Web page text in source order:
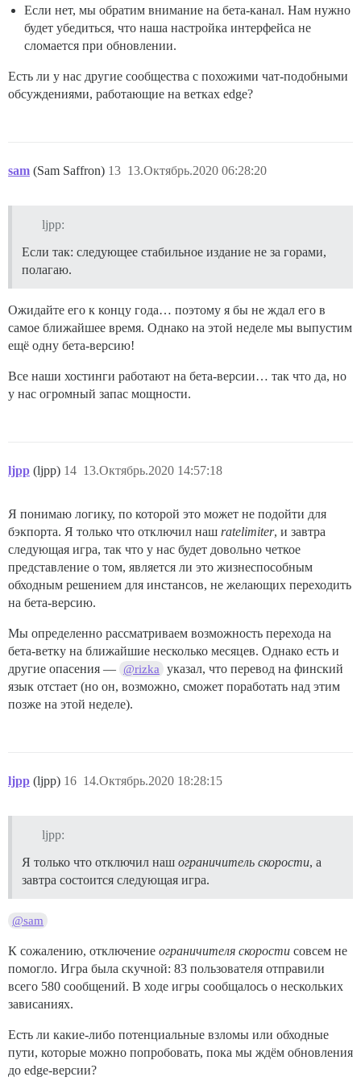
Если нет, мы обратим внимание на бета-канал. Нам нужно
будет убедиться, что наша настройка интерфейса не
сломается при обновлении.
Есть ли у нас другие сообщества с похожими чат-подобными
обсуждениями, работающие на ветках edge?
sam (Sam Saffron) 13.Октябрь.2020 06:28:20
13
ljpp:
Если так: следующее стабильное издание не за горами,
полагаю.
Ожидайте его к концу года… поэтому я бы не ждал его в
самое ближайшее время. Однако на этой неделе мы выпустим
ещё одну бета-версию!
Все наши хостинги работают на бета-версии… так что да, но
у нас огромный запас мощности.
ljpp (ljpp) 13.Октябрь.2020 14:57:18
14
Я понимаю логику, по которой это может не подойти для
бэкпорта. Я только что отключил наш ratelimiter, и завтра
следующая игра, так что у нас будет довольно четкое
представление о том, является ли это жизнеспособным
обходным решением для инстансов, не желающих переходить
на бета-версию.
Мы определенно рассматриваем возможность перехода на
бета-ветку на ближайшие несколько месяцев. Однако есть и
другие опасения — @rizka
указал, что перевод на финский
язык отстает (но он, возможно, сможет поработать над этим
позже на этой неделе).
ljpp (ljpp) 14.Октябрь.2020 18:28:15
16
ljpp:
Я только что отключил наш ограничитель скорости, а
завтра состоится следующая игра.
@sam
К сожалению, отключение ограничителя скорости совсем не
помогло. Игра была скучной: 83 пользователя отправили
всего 580 сообщений. В ходе игры сообщалось о нескольких
зависаниях.
Есть ли какие-либо потенциальные взломы или обходные
пути, которые можно попробовать, пока мы ждём обновления
до edge-версии?